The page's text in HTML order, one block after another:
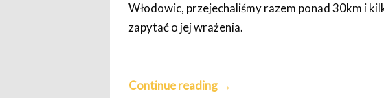
Włodowic, przejechaliśmy razem ponad 30km i
zapytać o jej wrażenia.
Continue reading →